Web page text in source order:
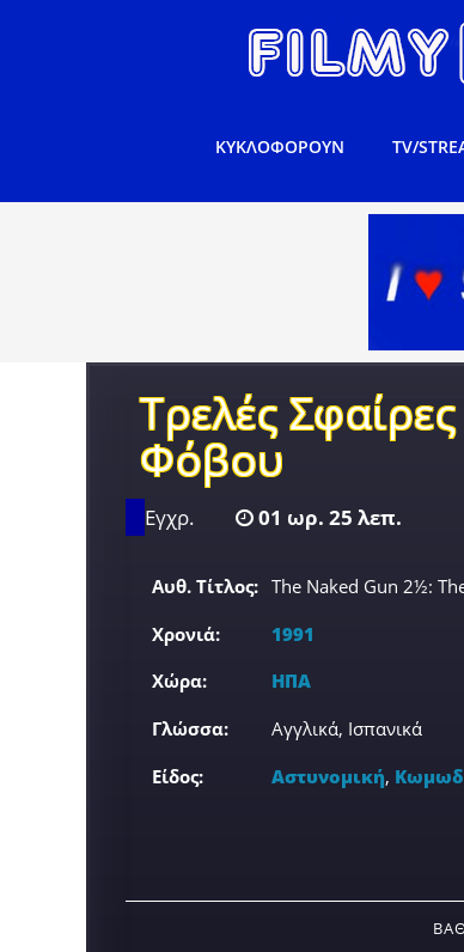
ΚΥΚΛΟΦΟΡΟΥΝ TV/
Τρελές
Φόβου
Εγχρ. 01 ωρ. 25 λεπ.
Αυθ. Τίτλος: The Naked Gun 2½:
Χρονιά:
1991
Χώρα:
ΗΠΑ
Γλώσσα:
Αγγλικά, Ισπανικά
Είδος:
Αστυνομική,